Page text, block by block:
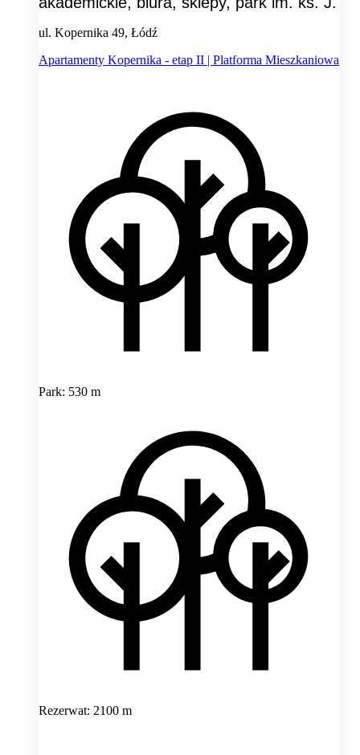
ul. Kopernika 49, Łódź
Apartamenty Kopernika - etap II | Platforma Mieszkaniowa
Park: 530 m
Rezerwat: 2100 m